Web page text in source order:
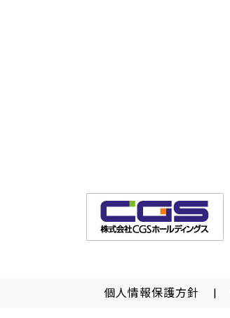
個人情報保護方針